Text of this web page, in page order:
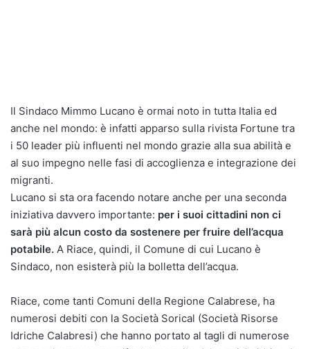
Il Sindaco Mimmo Lucano è ormai noto in tutta Italia ed
anche nel mondo: è infatti apparso sulla rivista Fortune tra
i 50 leader più influenti nel mondo grazie alla sua abilità e
al suo impegno nelle fasi di accoglienza e integrazione dei
migranti.
Lucano si sta ora facendo notare anche per una seconda
iniziativa davvero importante: per i suoi cittadini non ci
sarà più alcun costo da sostenere per fruire dell’acqua
potabile. A Riace, quindi, il Comune di cui Lucano è
Sindaco, non esisterà più la bolletta dell’acqua.
Riace, come tanti Comuni della Regione Calabrese, ha
numerosi debiti con la Società Sorical (Società Risorse
Idriche Calabresi) che hanno portato al tagli di numerose